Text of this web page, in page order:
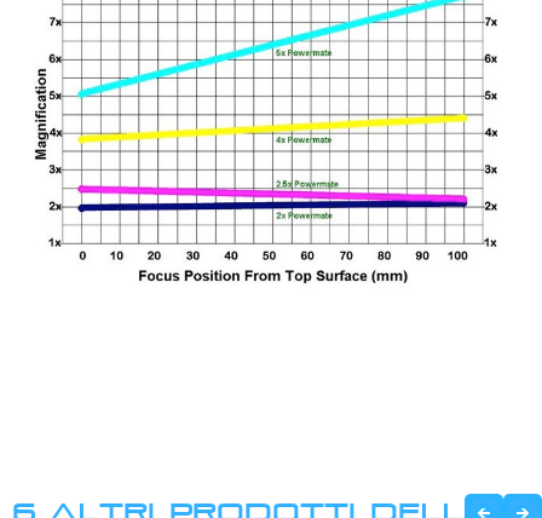
6 ALTRI PRODOTTI DELLA